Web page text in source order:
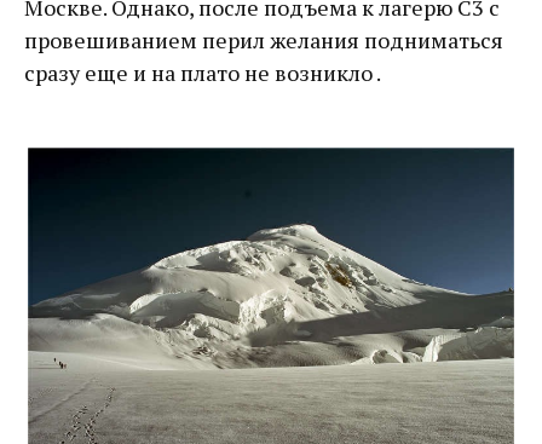
Москве. Однако, после подъема к лагерю C3 с
провешиванием перил желания подниматься
сразу еще и на плато не возникло .